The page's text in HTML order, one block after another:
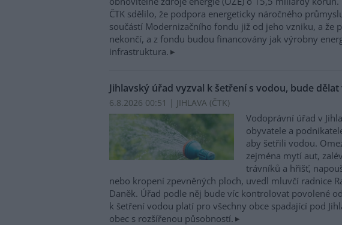
ČTK sdělilo, že podpora energeticky náročného
součástí Modernizačního fondu již od jeho vzniku, a že
nekončí, a z fondu budou financovány jak výrobny
infrastruktura.
Jihlavský úřad vyzval k šetření s vodou, bude
6.8.2026 00:51 | JIHLAVA (ČTK)
Vodoprávní úřad v
obyvatele a
aby šetřili vodou.
zejména mytí aut,
trávníků a hřišť,
nebo kropení zpevněných ploch, uvedl mluvčí radnice
Daněk. Úřad podle něj bude víc kontrolovat povolené
k šetření vodou platí pro všechny obce spadající pod
obec s rozšířenou působností.